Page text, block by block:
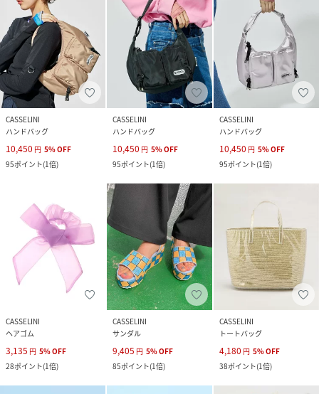
CASSELINI
ハンドバッグ
10,450 円 5%OFF
95ポイント(1倍)
CASSELINI
ハンドバッグ
10,450 円 5%OFF
95ポイント(1倍)
CASSELINI
ハンドバッグ
10,450 円 5%OFF
95ポイント(1倍)
CASSELINI
ヘアゴム
3,135 円 5%OFF
28ポイント(1倍)
CASSELINI
サンダル
9,405 円 5%OFF
85ポイント(1倍)
CASSELINI
トートバッグ
4,180 円 5%OFF
38ポイント(1倍)